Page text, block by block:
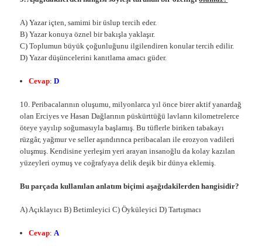
A) Yazar içten, samimi bir üslup tercih eder.
B) Yazar konuya öznel bir bakışla yaklaşır.
C) Toplumun büyük çoğunluğunu ilgilendiren konular tercih edilir.
D) Yazar düşüncelerini kanıtlama amacı güder.
Cevap:D
10. Peribacalarının oluşumu, milyonlarca yıl önce birer aktif yanardağ
olan Erciyes ve Hasan Dağlarının püskürttüğü lavların kilometrelerce
öteye yayılıp soğumasıyla başlamış. Bu tüflerle biriken tabakayı
rüzgâr, yağmur ve seller aşındırınca peribacaları ile erozyon vadileri
oluşmuş. Kendisine yerleşim yeri arayan insanoğlu da kolay kazılan
yüzeyleri oymuş ve coğrafyaya delik deşik bir dünya eklemiş.
Bu parçada kullanılan anlatım biçimi aşağıdakilerden hangisidir?
A) Açıklayıcı B) Betimleyici C) Öyküleyici D) Tartışmacı
Cevap:A